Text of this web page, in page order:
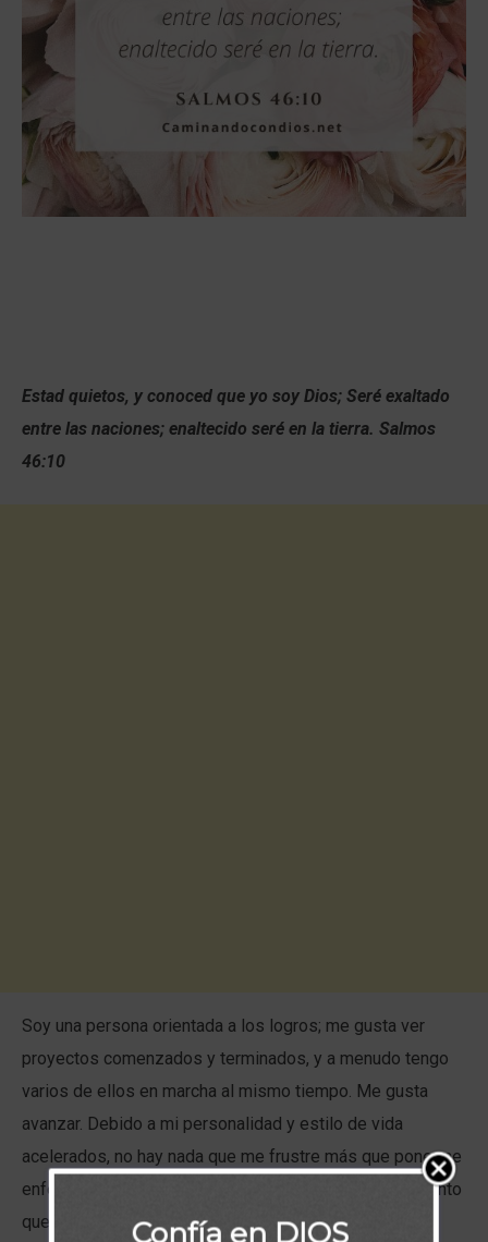
Estad quietos, y conoced que yo soy Dios; Seré exaltado
entre las naciones; enaltecido seré en la tierra. Salmos
46:10
Soy una persona orientada a los logros; me gusta ver
proyectos comenzados y terminados, y a menudo tengo
varios de ellos en marcha al mismo tiempo. Me gusta
avanzar. Debido a mi personalidad y estilo de vida
acelerados, no hay nada que me frustre más que ponerme
enfermo o sufrir algún tipo de contratiempo porque siento
que estoy perdiendo el tiempo.
Confía en DIOS